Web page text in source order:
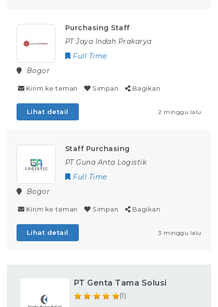
Purchasing Staff
PT Jaya Indah Prakarya
Full Time
Bogor
Kirim ke teman Simpan Bagikan
Lihat detail 2 minggu lalu
Staff Purchasing
PT Guna Anta Logistik
Full Time
Bogor
Kirim ke teman Simpan Bagikan
Lihat detail 3 minggu lalu
PT Genta Tama Solusi
(1)